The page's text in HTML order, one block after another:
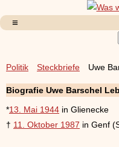
Politik Steckbriefe Uwe
Biografie Uwe Barschel
*13. Mai 1944 in Glienecke
† 11. Oktober 1987 in Genf